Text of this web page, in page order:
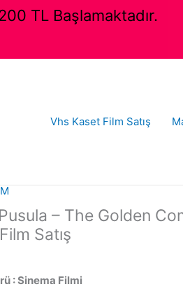
Vhs Kaset Film Satış
– The Golden
Satış
: Sinema Filmi
TL Başlamaktadır.